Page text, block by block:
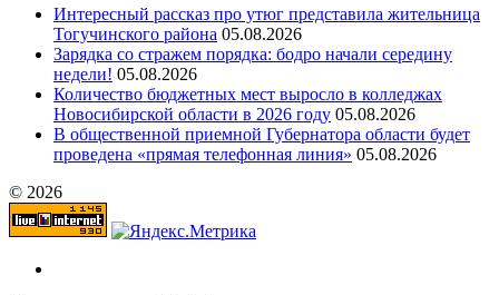
Интересный рассказ про утюг представила жительница
Тогучинского района 05.08.2026
Зарядка со стражем порядка: бодро начали середину
недели! 05.08.2026
Количество бюджетных мест выросло в колледжах
Новосибирской области в 2026 году 05.08.2026
В общественной приемной Губернатора области будет
проведена «прямая телефонная линия» 05.08.2026
© 2026